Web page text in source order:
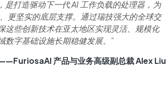
是打造驱动下一代 AI 工作负载的处理器，为
更坚实的底层支撑。通过瑞技强大的全球交
这些创新技术在亚太地区实现灵活、规模化
数字基础设施长期稳健发展。”
产品与业务高级副总裁 Alex Liu